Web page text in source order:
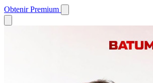
Obtenir Premium